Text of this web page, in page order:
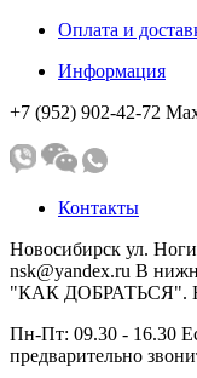
Оплата и
Информация
+7 (952) 902-42-72
Контакты
Новосибирск ул.
nsk@yandex.ru В
"КАК ДОБРАТЬСЯ".
Пн-Пт: 09.30 - 16.30
предварительно